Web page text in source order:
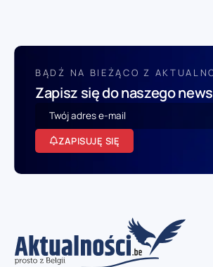
BĄDŹ NA BIEŻĄCO Z
Zapisz się do naszego
ZAPISUJĘ SIĘ